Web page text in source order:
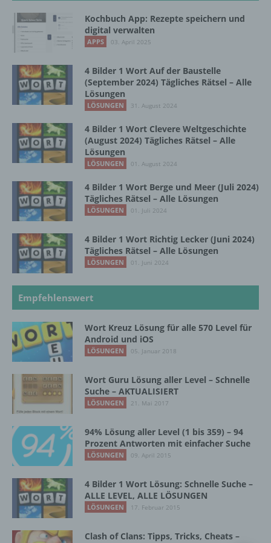
Kochbuch App: Rezepte speichern und
digital verwalten
APPS 03. April 2025
4 Bilder 1 Wort Auf der Baustelle
(September 2024) Tägliches Rätsel – Alle
Lösungen
LÖSUNGEN 31. August 2024
4 Bilder 1 Wort Clevere Weltgeschichte
(August 2024) Tägliches Rätsel – Alle
Lösungen
LÖSUNGEN 01. August 2024
4 Bilder 1 Wort Berge und Meer (Juli 2024)
Tägliches Rätsel – Alle Lösungen
LÖSUNGEN 01. Juli 2024
4 Bilder 1 Wort Richtig Lecker (Juni 2024)
Tägliches Rätsel – Alle Lösungen
LÖSUNGEN 01. Juni 2024
Empfehlenswert
Wort Kreuz Lösung für alle 570 Level für
Android und iOS
LÖSUNGEN 05. Januar 2018
Wort Guru Lösung aller Level – Schnelle
Suche – AKTUALISIERT
LÖSUNGEN 21. Mai 2017
94% Lösung aller Level (1 bis 359) – 94
Prozent Antworten mit einfacher Suche
LÖSUNGEN 09. April 2015
4 Bilder 1 Wort Lösung: Schnelle Suche –
ALLE LEVEL, ALLE LÖSUNGEN
LÖSUNGEN 17. Februar 2015
Clash of Clans: Tipps, Tricks, Cheats –
es sich bei ihr um einen Dritten handelt oder
nicht. Behörden, die im Rahmen eines
bestimmten Untersuchungsauftrags nach
dem Unionsrecht oder dem Recht der
personenbezogene Daten erhalten, gelten
jedoch nicht als Empfänger.
Dritter ist eine natürliche oder juristische
Person, Behörde, Einrichtung oder andere
Stelle außer der betroffenen Person, dem
Verantwortlichen, dem Auftragsverarbeiter
und den Personen, die unter der
unmittelbaren Verantwortung des
Verantwortlichen oder des
personenbezogenen Daten zu verarbeiten.
k) Einwilligung
Einwilligung ist jede von der betroffenen
Person freiwillig für den bestimmten Fall in
informierter Weise und unmissverständlich
abgegebene Willensbekundung in Form
einer Erklärung oder einer sonstigen
eindeutigen bestätigenden Handlung, mit der
die betroffene Person zu verstehen gibt, dass
sie mit der Verarbeitung der sie betreffenden
personenbezogenen Daten einverstanden
Name und Anschrift des für die Verarbeitung
Verantwortlicher im Sinne der Datenschutz-
Grundverordnung, sonstiger in den Mitgliedstaaten
Datenschutzgesetze und anderer Bestimmungen